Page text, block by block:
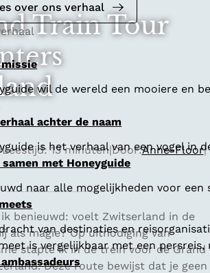
over ons verhaal
missie
wil de wereld een mooiere en
achter de naam
is het verhaal van een vogel in
samen met Honeyguide
naar alle mogelijkheden voor
van destinaties en
is vergelijkbaar met een
ambassadeurs
Train Tour
Leestijd: 13 minuten|Door:Anne-Floor|
benieuwd: voelt Zwitserland in de
als magie? Op uitnodiging van
stapte ik in de trein voor de Grand
Deze route bewijst dat je geen